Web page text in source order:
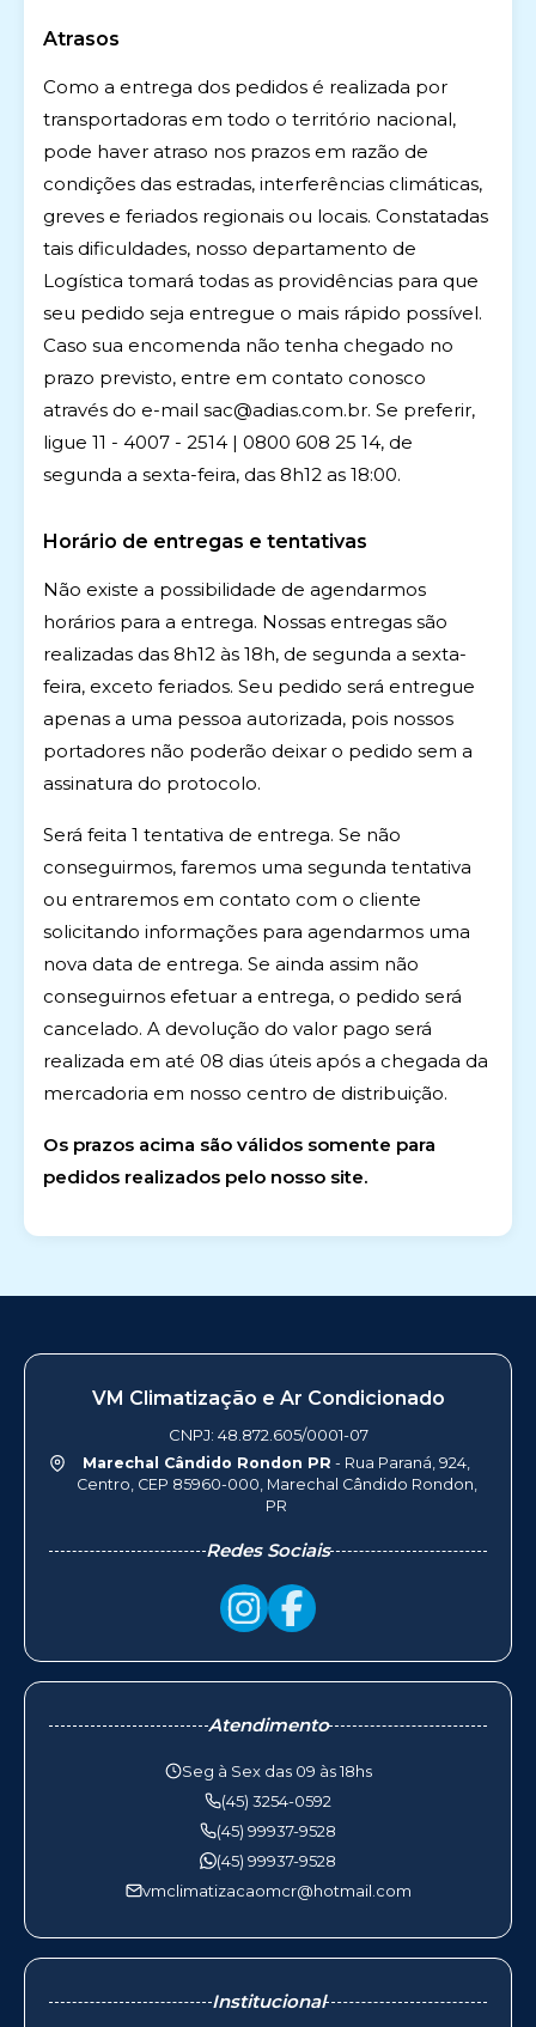
Atrasos
Como a entrega dos pedidos é realizada por
transportadoras em todo o território nacional,
pode haver atraso nos prazos em razão de
condições das estradas, interferências climáticas,
greves e feriados regionais ou locais. Constatadas
tais dificuldades, nosso departamento de
Logística tomará todas as providências para que
seu pedido seja entregue o mais rápido possível.
Caso sua encomenda não tenha chegado no
prazo previsto, entre em contato conosco
através do e-mail sac@adias.com.br. Se preferir,
ligue 11 - 4007 - 2514 | 0800 608 25 14, de
segunda a sexta-feira, das 8h12 as 18:00.
Horário de entregas e tentativas
Não existe a possibilidade de agendarmos
horários para a entrega. Nossas entregas são
realizadas das 8h12 às 18h, de segunda a sexta-
feira, exceto feriados. Seu pedido será entregue
apenas a uma pessoa autorizada, pois nossos
portadores não poderão deixar o pedido sem a
assinatura do protocolo.
Será feita 1 tentativa de entrega. Se não
conseguirmos, faremos uma segunda tentativa
ou entraremos em contato com o cliente
solicitando informações para agendarmos uma
nova data de entrega. Se ainda assim não
conseguirnos efetuar a entrega, o pedido será
cancelado. A devolução do valor pago será
realizada em até 08 dias úteis após a chegada da
mercadoria em nosso centro de distribuição.
Os prazos acima são válidos somente para
pedidos realizados pelo nosso site.
VM Climatização e Ar Condicionado
CNPJ: 48.872.605/0001-07
Marechal Cândido Rondon PR - Rua Paraná, 924,
Centro, CEP 85960-000, Marechal Cândido Rondon,
PR
Redes Sociais
Atendimento
Seg à Sex das 09 às 18hs
(45) 3254-0592
(45) 99937-9528
(45) 99937-9528
vmclimatizacaomcr@hotmail.com
Institucional